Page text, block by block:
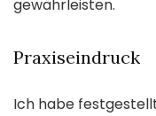
gewährleisten.
Praxiseindruck
Ich habe